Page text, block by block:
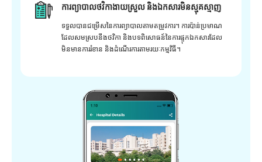
ការព្យាបាលថវិកាងាយស្រួល និងឯកសារមិនស្មុគស្មាញ
ទទួលបានជម្រើសនៃការព្យាបាលតាមតម្រូវការ។ ការប៉ាន់ប្រមាណ
ដែលសមស្របនឹងថវិកា និងបទពិសោធន៍នៃការផ្ទុកឯកសារដែល
មិនមានការរំខាន និងដំណើរការតាមរយៈកម្មវិធី។